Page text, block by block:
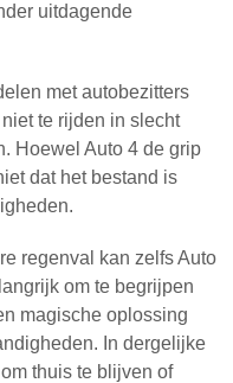
uitdagende
met autobezitters
te rijden in slecht
Hoewel Auto 4 de grip
dat het bestand is
regenval kan zelfs Auto
om te begrijpen
magische oplossing
In dergelijke
thuis te blijven of